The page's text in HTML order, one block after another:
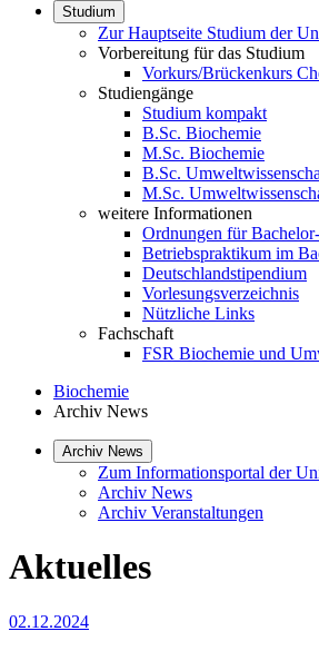
Studium
Zur Hauptseite Studium der
Vorbereitung für das Studium
Vorkurs/Brückenkurs
Studiengänge
Studium kompakt
B.Sc. Biochemie
M.Sc. Biochemie
B.Sc.
M.Sc.
weitere Informationen
Ordnungen für
Betriebspraktikum im
Deutschlandstipendium
Vorlesungsverzeichnis
Nützliche Links
Fachschaft
FSR Biochemie und
Biochemie
Archiv News
Archiv News
Zum Informationsportal der
Archiv News
Archiv Veranstaltungen
Aktuelles
02.12.2024